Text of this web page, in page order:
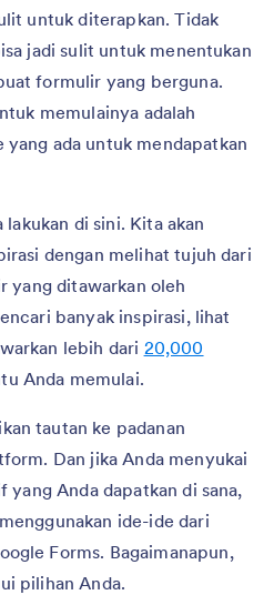
untuk diterapkan. Tidak
jadi sulit untuk menentukan
formulir yang berguna.
memulainya adalah
ada untuk mendapatkan
di sini. Kita akan
dengan melihat tujuh dari
yang ditawarkan oleh
banyak inspirasi, lihat
lebih dari 20,000
Anda memulai.
tautan ke padanan
Dan jika Anda menyukai
Anda dapatkan di sana,
ide-ide dari
Forms. Bagaimanapun,
pilihan Anda.